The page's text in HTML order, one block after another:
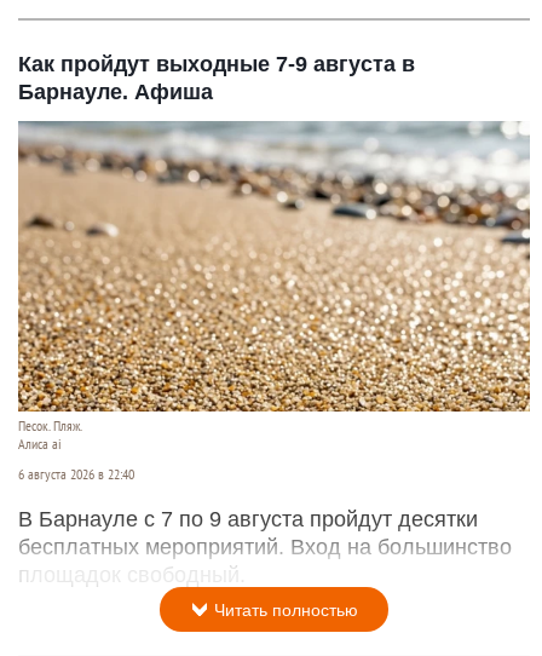
Как пройдут выходные 7-9 августа в
Барнауле. Афиша
Песок. Пляж.
Алиса ai
6 августа 2026 в 22:40
В Барнауле с 7 по 9 августа пройдут десятки
бесплатных мероприятий. Вход на большинство
площадок свободный.
Читать полностью